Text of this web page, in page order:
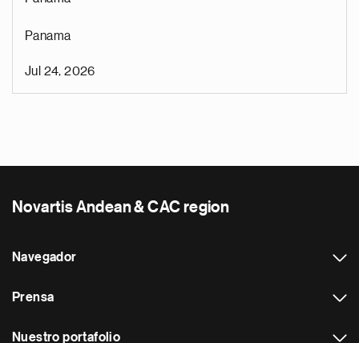
Panama
Jul 24, 2026
Novartis Andean & CAC region
Navegador
Prensa
Nuestro portafolio